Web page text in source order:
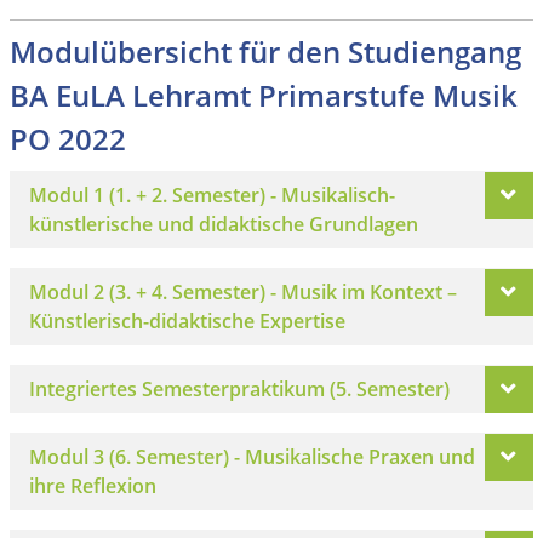
Modulübersicht für den Studiengang
BA EuLA Lehramt Primarstufe Musik
PO 2022
Modul 1 (1. + 2. Semester) - Musikalisch-
künstlerische und didaktische Grundlagen
Modul 2 (3. + 4. Semester) - Musik im Kontext –
Künstlerisch-didaktische Expertise
Integriertes Semesterpraktikum (5. Semester)
Modul 3 (6. Semester) - Musikalische Praxen und
ihre Reflexion